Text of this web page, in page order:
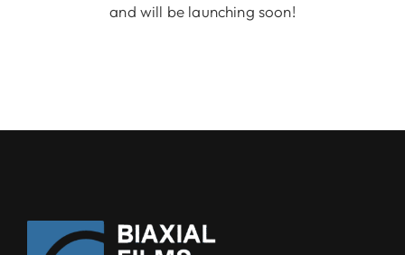
and will be launching soon!